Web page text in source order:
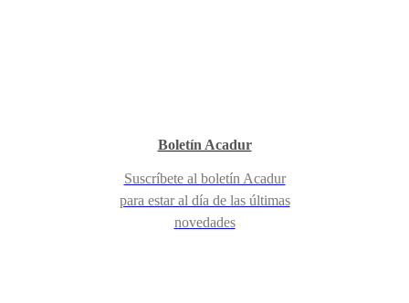
Boletín Acadur
Suscríbete al boletín Acadur
para estar al día de las últimas
novedades